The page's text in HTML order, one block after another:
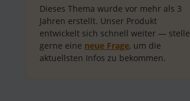
Dieses Thema wurde vor mehr als 3
Jahren erstellt. Unser Produkt
entwickelt sich schnell weiter — stelle
gerne eine neue Frage, um die
aktuellsten Infos zu bekommen.